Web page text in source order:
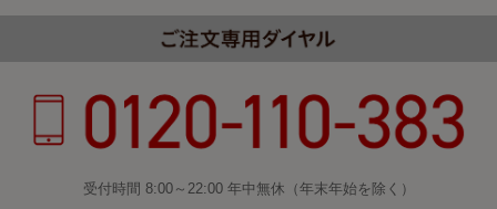
受付時間 8:00～22:00 年中無休（年末年始を除く）